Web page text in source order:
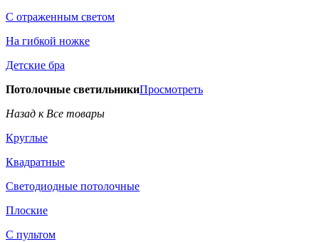
С отраженным светом
На гибкой ножке
Детские бра
Потолочные светильникиПросмотреть
Назад к Все товары
Круглые
Квадратные
Светодиодные потолочные
Плоские
С пультом